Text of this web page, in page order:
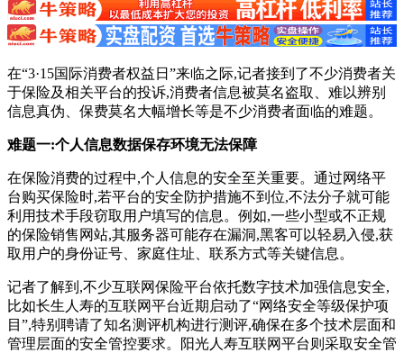
在“3·15国际消费者权益日”来临之际,记者接到了不少消费者关
于保险及相关平台的投诉,消费者信息被莫名盗取、难以辨别
信息真伪、保费莫名大幅增长等是不少消费者面临的难题。
难题一:个人信息数据保存环境无法保障
在保险消费的过程中,个人信息的安全至关重要。通过网络平
台购买保险时,若平台的安全防护措施不到位,不法分子就可能
利用技术手段窃取用户填写的信息。例如,一些小型或不正规
的保险销售网站,其服务器可能存在漏洞,黑客可以轻易入侵,获
取用户的身份证号、家庭住址、联系方式等关键信息。
记者了解到,不少互联网保险平台依托数字技术加强信息安全,
比如长生人寿的互联网平台近期启动了“网络安全等级保护项
目”,特别聘请了知名测评机构进行测评,确保在多个技术层面和
管理层面的安全管控要求。阳光人寿互联网平台则采取安全管